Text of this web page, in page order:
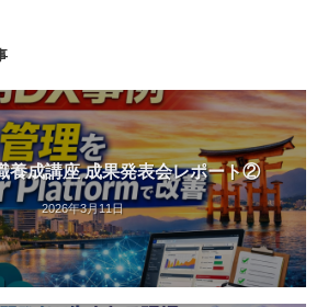
養成講座 成果発表会レポート②
2026年3月11日